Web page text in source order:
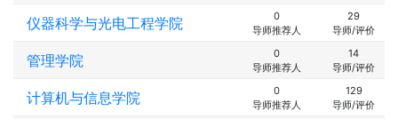
仪器科学与光电工程学院
0
导师推荐人
29
导师/评价
管理学院
0
导师推荐人
14
导师/评价
计算机与信息学院
0
导师推荐人
129
导师/评价